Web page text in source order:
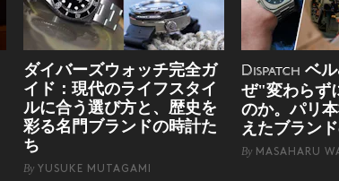
ダイバーズウォッチ完全ガ
イド：現代のライフスタイ
ルに合う選び方と、歴史を
彩る名門ブランドの時計た
ち
By YUSUKE MUTAGAMI
Dispatch ベ
ぜ"変わらず
のか。パリ
えたブラン
By MASAHARU